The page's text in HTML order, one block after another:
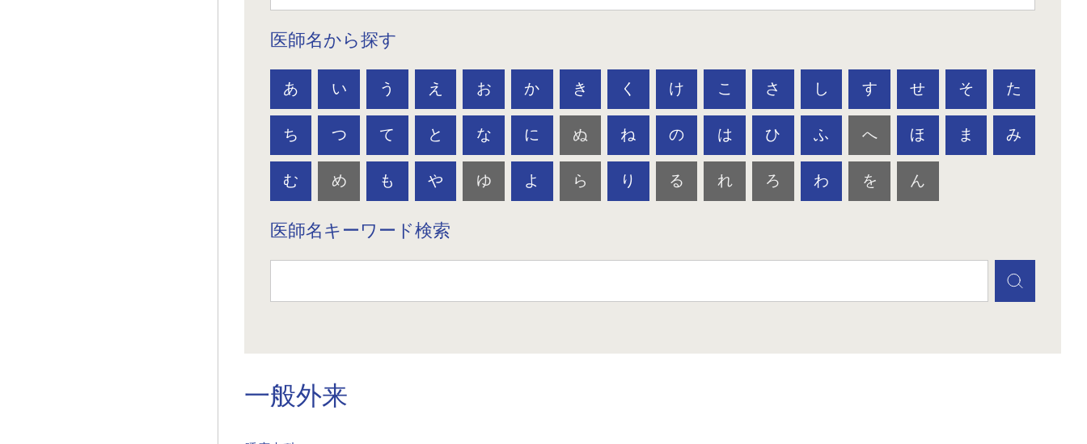
医師名から探す
あ い う え お か き く け こ さ し す せ そ た
ち つ て と な に ぬ ね の は ひ ふ へ ほ ま み
む め も や ゆ よ ら り る れ ろ わ を ん
医師名キーワード検索
一般外来